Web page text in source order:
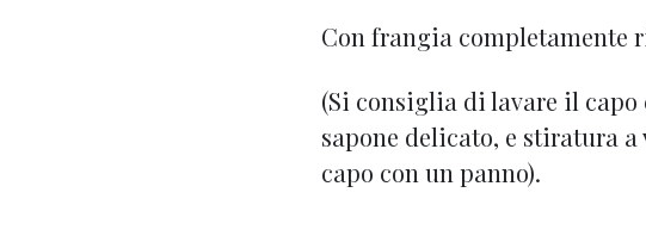
Con frangia completamente
(Si consiglia di lavare il capo
sapone delicato, e stiratura
capo con un panno).